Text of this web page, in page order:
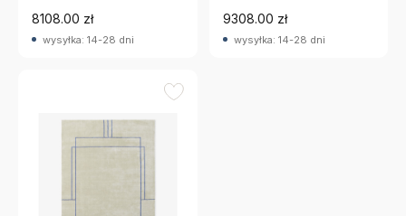
8108.00 zł
wysyłka: 14-28 dni
9308.00 zł
wysyłka: 14-28 dni